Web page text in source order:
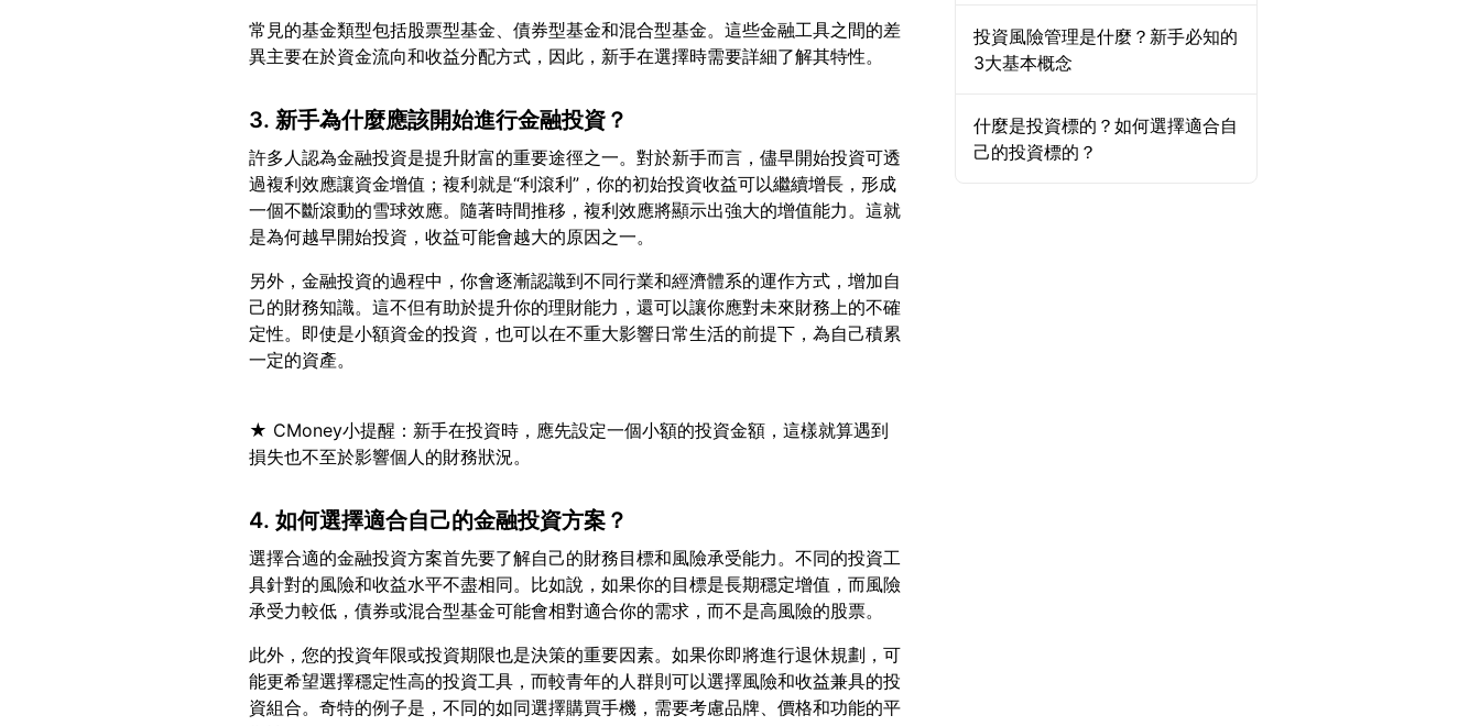
常見的基金類型包括股票型基金、債券型基金和混合型基金。這些金融工具之間的差
3. 新手為什麼應該開始進行金融投資？
許多人認為金融投資是提升財富的重要途徑之一。對於新手而言，儘早開始投資可透
過複利效應讓資金增值；複利就是“利滾利”，你的初始投資收益可以繼續增長，形成
一個不斷滾動的雪球效應。隨著時間推移，複利效應將顯示出強大的增值能力。這就
另外，金融投資的過程中，你會逐漸認識到不同行業和經濟體系的運作方式，增加自
己的財務知識。這不但有助於提升你的理財能力，還可以讓你應對未來財務上的不確
定性。即使是小額資金的投資，也可以在不重大影響日常生活的前提下，為自己積累
★ CMoney小提醒：新手在投資時，應先設定一個小額的投資金額，這樣就算遇到
4. 如何選擇適合自己的金融投資方案？
選擇合適的金融投資方案首先要了解自己的財務目標和風險承受能力。不同的投資工
具針對的風險和收益水平不盡相同。比如說，如果你的目標是長期穩定增值，而風險
此外，您的投資年限或投資期限也是決策的重要因素。如果你即將進行退休規劃，可
能更希望選擇穩定性高的投資工具，而較青年的人群則可以選擇風險和收益兼具的投
資組合。奇特的例子是，不同的如同選擇購買手機，需要考慮品牌、價格和功能的平
投資風險管理是什麼？新手必知的
3大基本概念
什麼是投資標的？如何選擇適合自
己的投資標的？